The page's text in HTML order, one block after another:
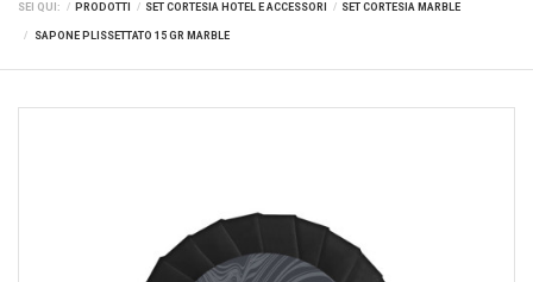
SEI QUI: PRODOTTI SET CORTESIA HOTEL E ACCESSORI SET CORTESIA MARBLE
SAPONE PLISSETTATO 15 GR MARBLE